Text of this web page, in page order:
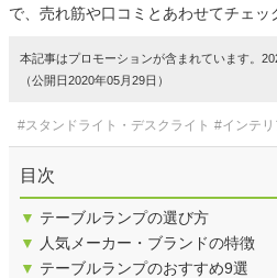
で、売れ筋や口コミとあわせてチェッ
本記事はプロモーションが含まれています。
（公開日2020年05月29日）
#スタンドライト・デスクライト #インテ
目次
▼ テーブルランプの選び方
▼
人気メーカー・ブランドの特徴
▼ テーブルランプのおすすめ9選